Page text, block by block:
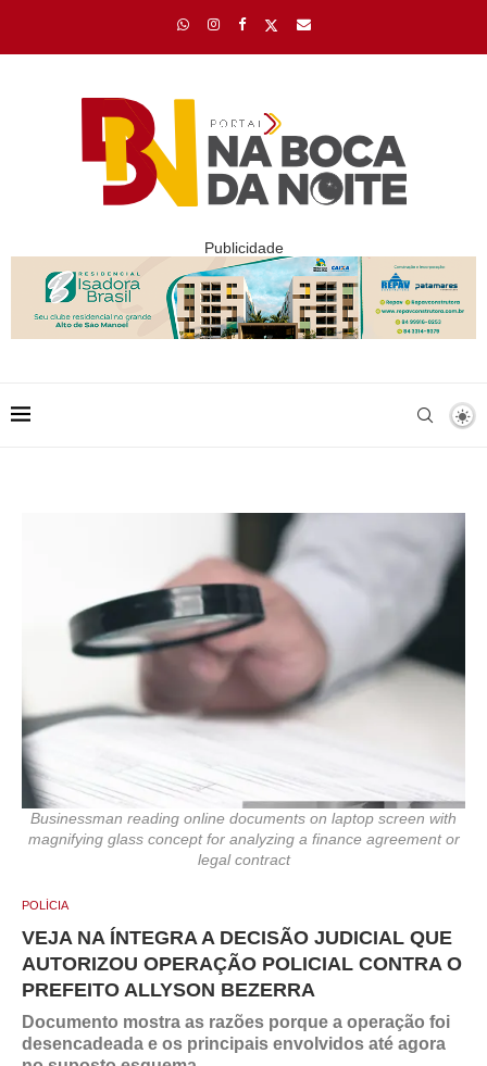
Publicidade
Businessman reading online documents on laptop screen with
magnifying glass concept for analyzing a finance agreement or
legal contract
POLÍCIA
VEJA NA ÍNTEGRA A DECISÃO JUDICIAL QUE
AUTORIZOU OPERAÇÃO POLICIAL CONTRA O
PREFEITO ALLYSON BEZERRA
Documento mostra as razões porque a operação foi
desencadeada e os principais envolvidos até agora